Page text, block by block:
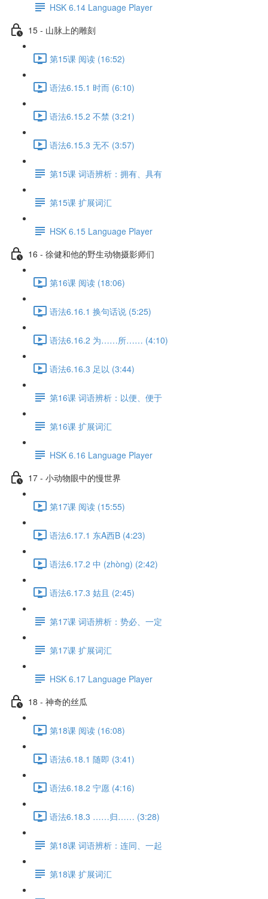
HSK 6.14 Language Player
15 - 山脉上的雕刻
第15课 阅读 (16:52)
语法6.15.1 时而 (6:10)
语法6.15.2 不禁 (3:21)
语法6.15.3 无不 (3:57)
第15课 词语辨析：拥有、具有
第15课 扩展词汇
HSK 6.15 Language Player
16 - 徐健和他的野生动物摄影师们
第16课 阅读 (18:06)
语法6.16.1 换句话说 (5:25)
语法6.16.2 为……所…… (4:10)
语法6.16.3 足以 (3:44)
第16课 词语辨析：以便、便于
第16课 扩展词汇
HSK 6.16 Language Player
17 - 小动物眼中的慢世界
第17课 阅读 (15:55)
语法6.17.1 东A西B (4:23)
语法6.17.2 中 (zhòng) (2:42)
语法6.17.3 姑且 (2:45)
第17课 词语辨析：势必、一定
第17课 扩展词汇
HSK 6.17 Language Player
18 - 神奇的丝瓜
第18课 阅读 (16:08)
语法6.18.1 随即 (3:41)
语法6.18.2 宁愿 (4:16)
语法6.18.3 ……归…… (3:28)
第18课 词语辨析：连同、一起
第18课 扩展词汇